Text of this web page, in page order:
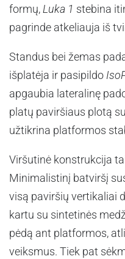
formų,Luka 1 stebina
pagrinde atkeliauja iš
Standus bei žemas
išplatėja ir pasipildo
apgaubia lateralinę
platų paviršiaus plotą
užtikrina platformos
Viršutinė konstrukcija
Minimalistinį batviršį
visą paviršių vertikaliai
kartu su sintetinės
pėdą ant platformos,
veiksmus. Tiek pat